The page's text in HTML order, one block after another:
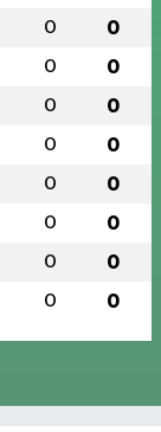
0 0
0 0
0 0
0 0
0 0
0 0
0 0
0 0